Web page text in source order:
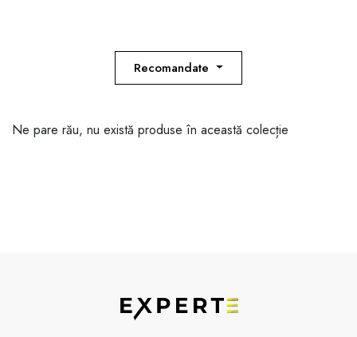
Recomandate
Ne pare rău, nu există produse în această colecție